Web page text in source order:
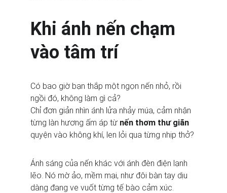
Khi ánh nến chạm
vào tâm trí
Có bao giờ bạn thắp một ngọn nến nhỏ, rồi
ngồi đó, không làm gì cả?
Chỉ đơn giản nhìn ánh lửa nhảy múa, cảm nhận
từng làn hương ấm áp từ nến thơm thư giãn
quyện vào không khí, len lỏi qua từng nhịp thở?
Ánh sáng của nến khác với ánh đèn điện lạnh
lẽo. Nó mờ ảo, mềm mại, như đôi bàn tay dịu
dàng đang ve vuốt từng tế bào cảm xúc.